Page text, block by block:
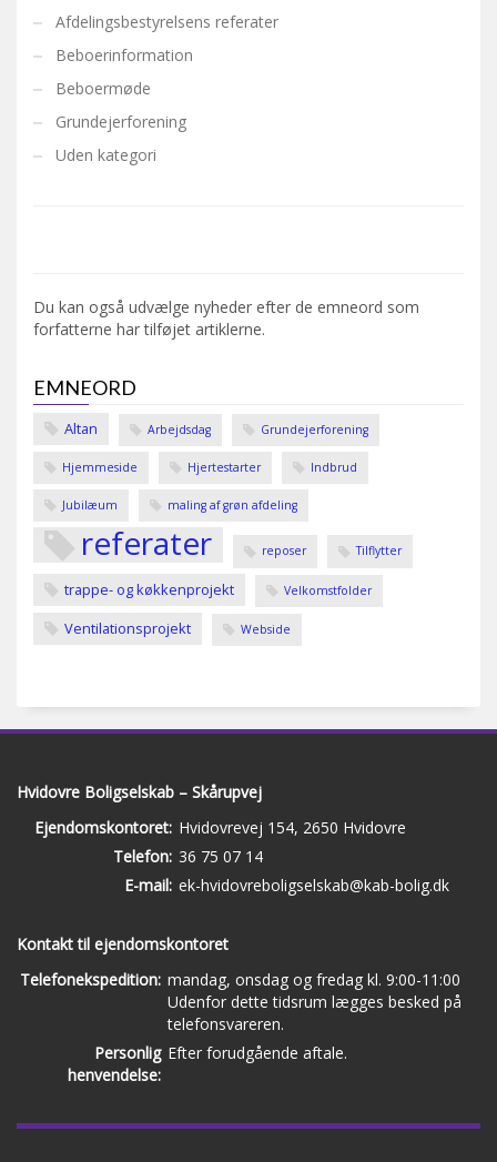
Afdelingsbestyrelsens referater
Beboerinformation
Beboermøde
Grundejerforening
Uden kategori
Du kan også udvælge nyheder efter de emneord som
forfatterne har tilføjet artiklerne.
EMNEORD
Altan Arbejdsdag Grundejerforening
Hjemmeside Hjertestarter Indbrud
Jubilæum maling af grøn afdeling
referater reposer Tilflytter
trappe- og køkkenprojekt Velkomstfolder
Ventilationsprojekt Webside
Hvidovre Boligselskab – Skårupvej
Ejendomskontoret: Hvidovrevej 154, 2650 Hvidovre
Telefon: 36 75 07 14
E-mail: ek-hvidovreboligselskab@kab-bolig.dk
Kontakt til ejendomskontoret
Telefonekspedition: mandag, onsdag og fredag kl. 9:00-11:00
Udenfor dette tidsrum lægges besked på
telefonsvareren.
Personlig
henvendelse:
Efter forudgående aftale.